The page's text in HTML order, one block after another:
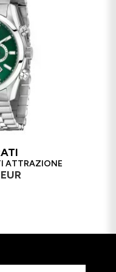
ATTRAZIONE